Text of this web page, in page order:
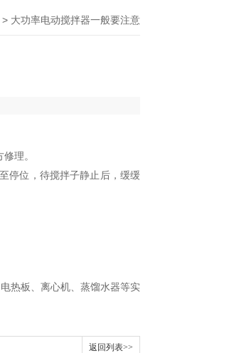
> 大功率电动搅拌器一般要注意
理。
停位，待搅拌子静止后，缓缓
热板、离心机、蒸馏水器等实
返回列表>>